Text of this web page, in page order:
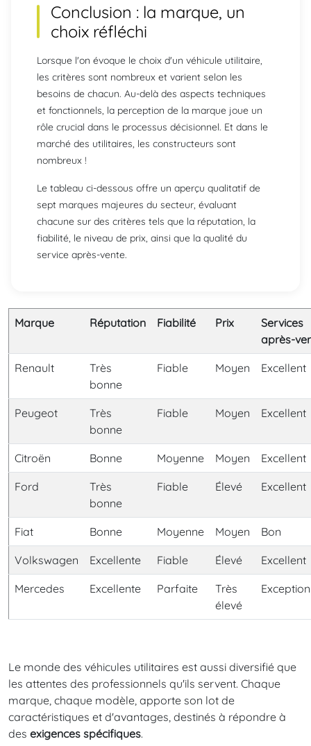
Conclusion : la marque, un
choix réfléchi
Lorsque l'on évoque le choix d'un véhicule utilitaire,
les critères sont nombreux et varient selon les
besoins de chacun. Au-delà des aspects techniques
et fonctionnels, la perception de la marque joue un
rôle crucial dans le processus décisionnel. Et dans le
marché des utilitaires, les constructeurs sont
nombreux !
Le tableau ci-dessous offre un aperçu qualitatif de
sept marques majeures du secteur, évaluant
chacune sur des critères tels que la réputation, la
fiabilité, le niveau de prix, ainsi que la qualité du
service après-vente.
Marque Réputation Fiabilité Prix
Services
après-
Renault
Très
bonne
Fiable Moyen Excellent
Peugeot
Très
bonne
Fiable Moyen Excellent
Citroën Bonne Moyenne Moyen Excellent
Ford
Très
bonne
Fiable Élevé Excellent
Fiat Bonne Moyenne Moyen Bon
Volkswagen Excellente Fiable Élevé Excellent
Mercedes Excellente Parfaite
Très
élevé
Le monde des véhicules utilitaires est aussi diversifié que
les attentes des professionnels qu'ils servent. Chaque
marque, chaque modèle, apporte son lot de
caractéristiques et d'avantages, destinés à répondre à
des exigences spécifiques.